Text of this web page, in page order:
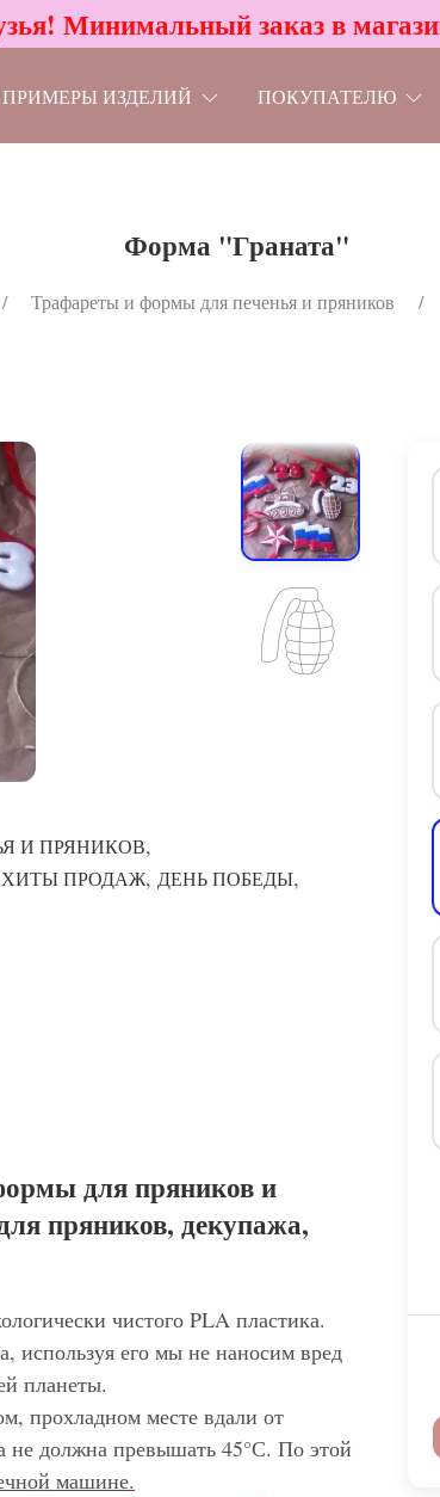
Минимальный заказ в
ПРИМЕРЫ ИЗДЕЛИЙ ПОКУПАТЕЛЮ
Форма "Граната"
Трафареты и формы для печенья и пряников
И ПРЯНИКОВ,
ХИТЫ ПРОДАЖ, ДЕНЬ ПОБЕДЫ,
для пряников и
пряников, декупажа,
чистого PLA пластика.
используя его мы не наносим вред
планеты.
прохладном месте вдали от
не должна превышать 45°С. По этой
машине.